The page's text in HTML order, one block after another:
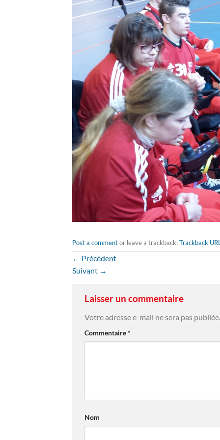
Post a commentor leave a trackback:Trackback
← Précédent
Suivant →
Laisser un commentaire
Votre adresse e-mail ne sera pas publiée.
Commentaire*
Nom